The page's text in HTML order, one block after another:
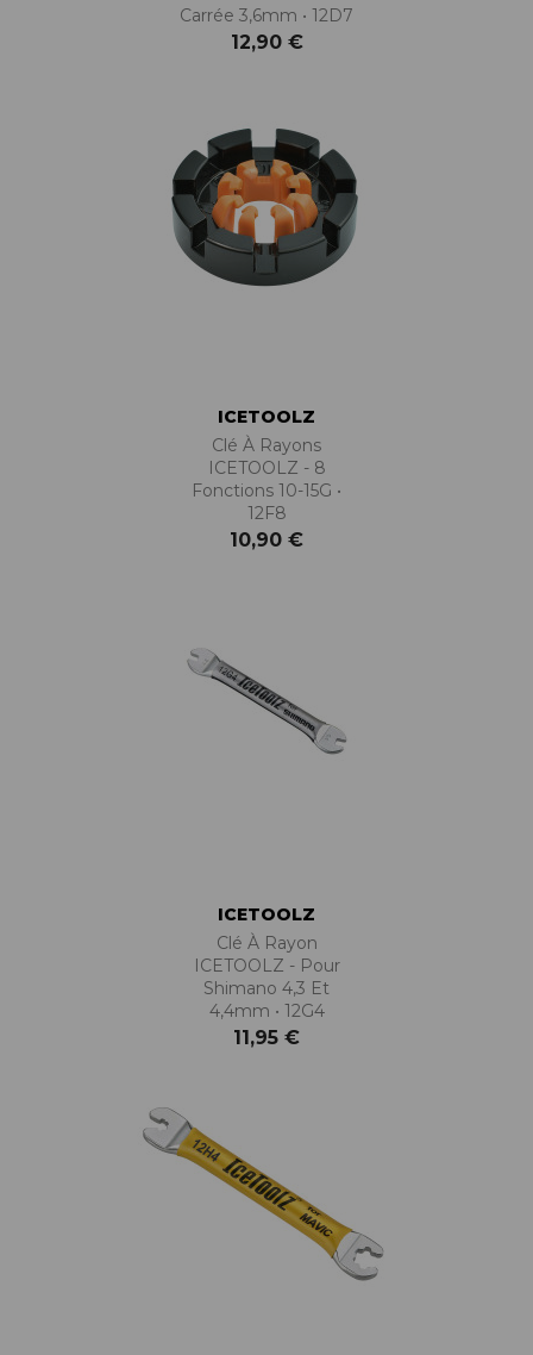
Carrée 3,6mm • 12D7
12,90 €
ICETOOLZ
Clé À Rayons
ICETOOLZ - 8
Fonctions 10-15G •
12F8
10,90 €
ICETOOLZ
Clé À Rayon
ICETOOLZ - Pour
Shimano 4,3 Et
4,4mm • 12G4
11,95 €